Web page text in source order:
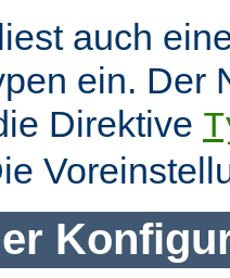
auch
ein. Der
Direktive